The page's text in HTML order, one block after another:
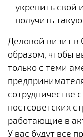
укрепить свой
получить
Деловой визит
образом, чтобы
только с теми
сотрудничестве
постсоветских
работающие в
У вас будут все